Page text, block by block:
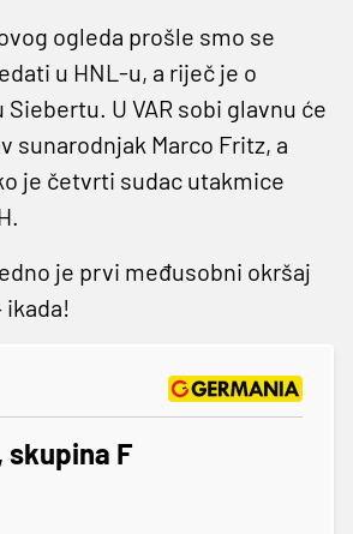
ogleda prošle smo se
u HNL-u, a riječ je o
U VAR sobi glavnu će
sunarodnjak Marco Fritz, a
je četvrti sudac utakmice
je prvi međusobni okršaj
ikada!
skupina F